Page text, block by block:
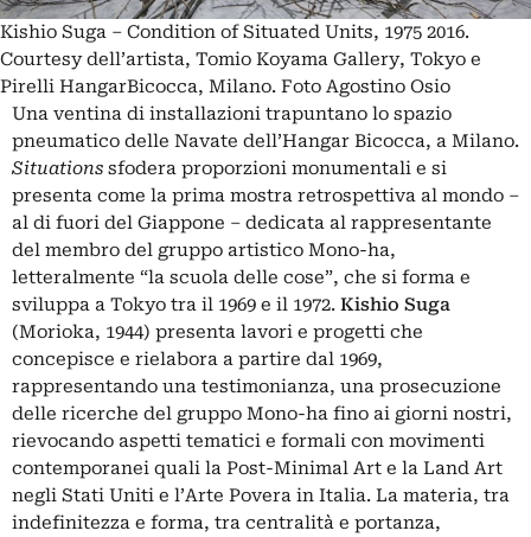
Kishio Suga – Condition of Situated Units, 1975 2016.
Courtesy dell’artista, Tomio Koyama Gallery, Tokyo e
Pirelli HangarBicocca, Milano. Foto Agostino Osio
Una ventina di installazioni trapuntano lo spazio
pneumatico delle Navate dell’Hangar Bicocca, a Milano.
Situations sfodera proporzioni monumentali e si
presenta come la prima mostra retrospettiva al mondo –
al di fuori del Giappone – dedicata al rappresentante
del membro del gruppo artistico Mono-ha,
letteralmente “la scuola delle cose”, che si forma e
sviluppa a Tokyo tra il 1969 e il 1972. Kishio Suga
(Morioka, 1944) presenta lavori e progetti che
concepisce e rielabora a partire dal 1969,
rappresentando una testimonianza, una prosecuzione
delle ricerche del gruppo Mono-ha fino ai giorni nostri,
rievocando aspetti tematici e formali con movimenti
contemporanei quali la Post-Minimal Art e la Land Art
negli Stati Uniti e l’Arte Povera in Italia. La materia, tra
indefinitezza e forma, tra centralità e portanza,